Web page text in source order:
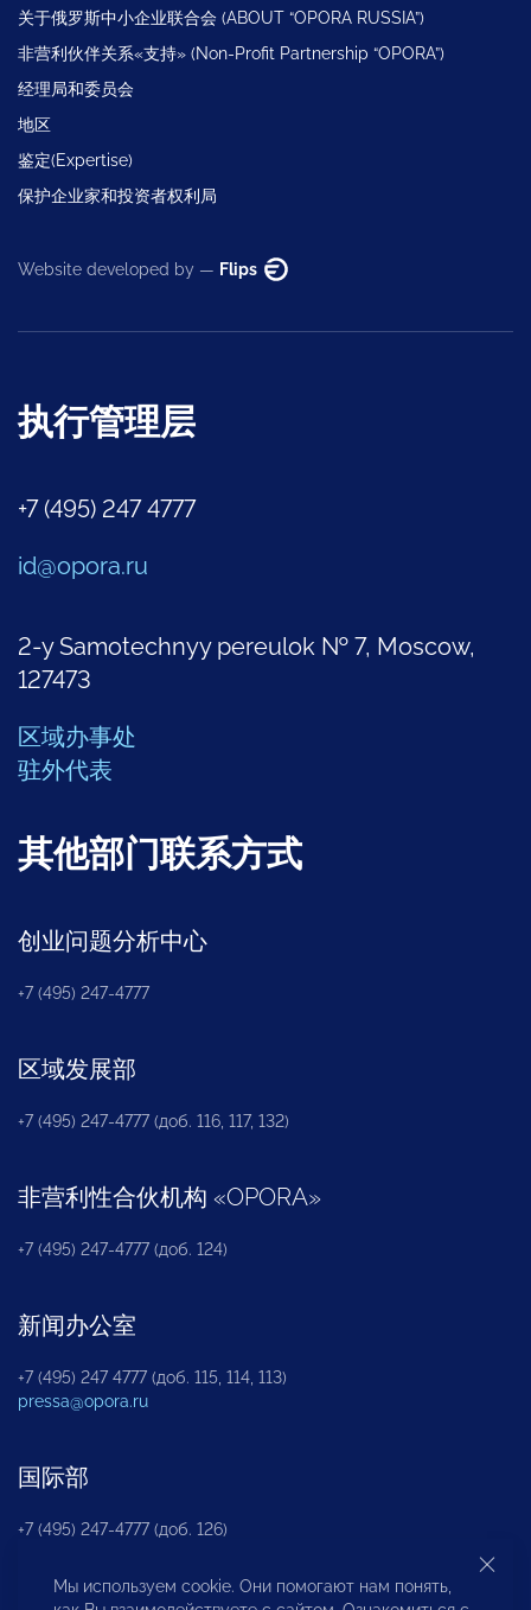
关于俄罗斯中小企业联合会 (ABOUT “OPORA RUSSIA”)
非营利伙伴关系«支持» (Non-Profit Partnership “OPORA”)
经理局和委员会
地区
鉴定(Expertise)
保护企业家和投资者权利局
Website developed by — Flips
执行管理层
+7 (495) 247 4777
id@opora.ru
2-y Samotechnyy pereulok № 7, Moscow,
127473
区域办事处
驻外代表
其他部门联系方式
创业问题分析中心
+7 (495) 247-4777
区域发展部
+7 (495) 247-4777 (доб. 116, 117, 132)
非营利性合伙机构 «OPORA»
+7 (495) 247-4777 (доб. 124)
新闻办公室
+7 (495) 247 4777 (доб. 115, 114, 113)
pressa@opora.ru
国际部
+7 (495) 247-4777 (доб. 126)
Мы используем cookie. Они помогают нам понять,